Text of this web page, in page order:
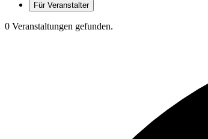
Für Veranstalter
0 Veranstaltungen gefunden.